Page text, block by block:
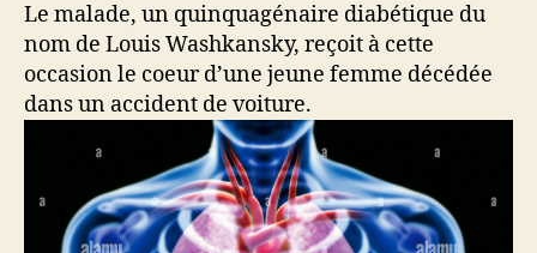
Le malade, un quinquagénaire diabétique du
nom de Louis Washkansky, reçoit à cette
occasion le coeur d’une jeune femme décédée
dans un accident de voiture.